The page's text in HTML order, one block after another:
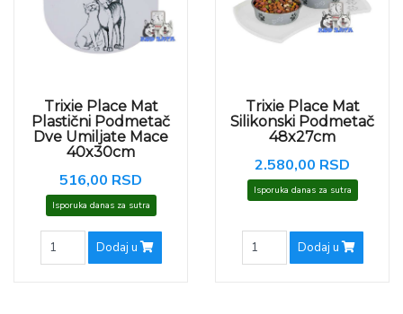
Trixie Place Mat
Plastični Podmetač
Dve Umiljate Mace
40x30cm
516,00 RSD
Isporuka danas za sutra
Dodaj u
Trixie Place Mat
Silikonski Podmetač
48x27cm
2.580,00 RSD
Isporuka danas za sutra
Dodaj u